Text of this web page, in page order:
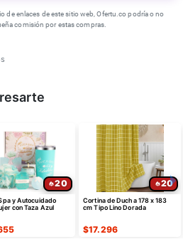
de enlaces de este sitio web, Ofertu.co podría o no
comisión por estas compras.
20
y Autocuidado
con Taza Azul
20
Cortina de Ducha 178 x 183
cm Tipo Lino Dorada
$17.296